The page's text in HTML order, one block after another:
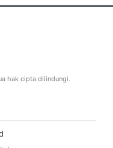
hak cipta dilindungi.